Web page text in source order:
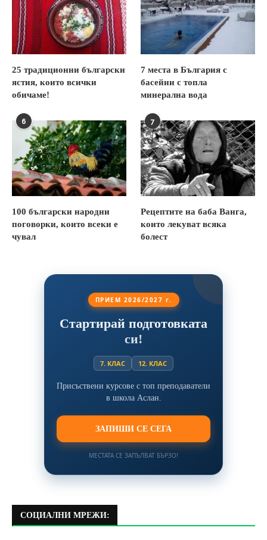
25 традиционни български
ястия, които всички
обичаме!
7 места в България с
басейни с топла
минерална вода
6
100 български народни
поговорки, които всеки е
чувал
7
Рецептите на баба Ванга,
които лекуват всяка
болест
ПРИЕМ 2026/2027 г.
Стартирай подготовката
си!
7. КЛАС 12. КЛАС
Присъствени курсове с топ преподаватели
в школа Аслан.
ЗАПИШИ СЕ СЕГА
МЕСТАТА СЕ ЗАПЪЛВАТ БЪРЗО!
СОЦИАЛНИ МРЕЖИ: